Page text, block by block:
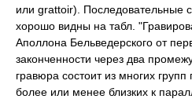
или grattoir). Последовательные
хорошо видны на табл.
Аполлона Бельведерского от
законченности через два
гравюра состоит из многих
более или менее близких к